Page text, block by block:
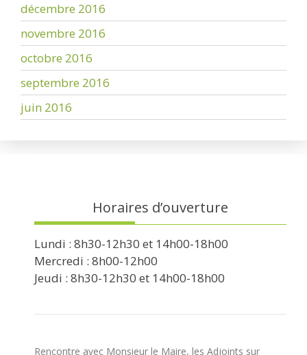
décembre 2016
novembre 2016
octobre 2016
septembre 2016
juin 2016
Horaires d’ouverture
Lundi : 8h30-12h30 et 14h00-18h00
Mercredi : 8h00-12h00
Jeudi : 8h30-12h30 et 14h00-18h00
Rencontre avec Monsieur le Maire, les Adjoints sur